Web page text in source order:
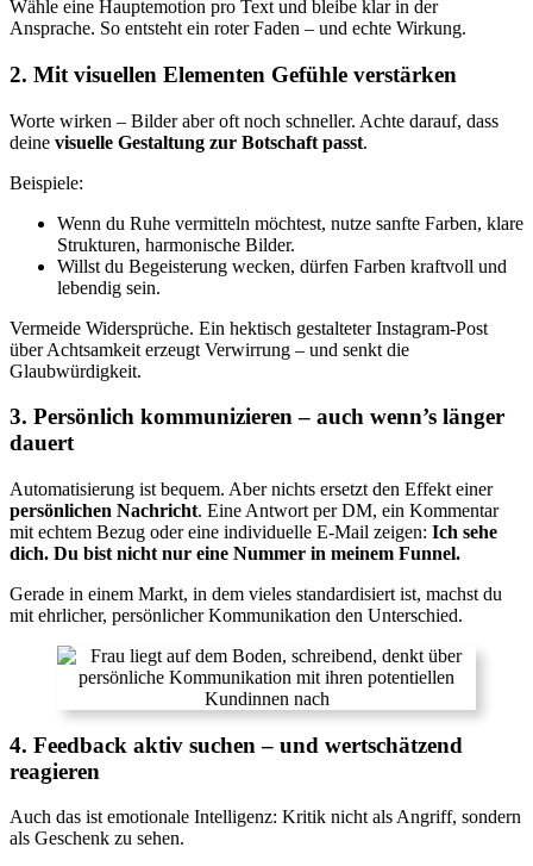
Wähle eine Hauptemotion pro Text und bleibe klar in der
Ansprache. So entsteht ein roter Faden – und echte Wirkung.
2. Mit visuellen Elementen Gefühle verstärken
Worte wirken – Bilder aber oft noch schneller. Achte darauf, dass
deine visuelle Gestaltung zur Botschaft passt.
Beispiele:
Wenn du Ruhe vermitteln möchtest, nutze sanfte Farben, klare
Strukturen, harmonische Bilder.
Willst du Begeisterung wecken, dürfen Farben kraftvoll und
lebendig sein.
Vermeide Widersprüche. Ein hektisch gestalteter Instagram-Post
über Achtsamkeit erzeugt Verwirrung – und senkt die
Glaubwürdigkeit.
3. Persönlich kommunizieren – auch wenn’s länger
dauert
Automatisierung ist bequem. Aber nichts ersetzt den Effekt einer
persönlichen Nachricht. Eine Antwort per DM, ein Kommentar
mit echtem Bezug oder eine individuelle E-Mail zeigen: Ich sehe
dich. Du bist nicht nur eine Nummer in meinem Funnel.
Gerade in einem Markt, in dem vieles standardisiert ist, machst du
mit ehrlicher, persönlicher Kommunikation den Unterschied.
4. Feedback aktiv suchen – und wertschätzend
reagieren
Auch das ist emotionale Intelligenz: Kritik nicht als Angriff, sondern
als Geschenk zu sehen.